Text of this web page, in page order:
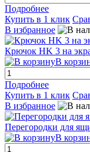
Подробнее
Купить в 1 клик
В избранное
Крючок HK 3 на
В
Подробнее
Купить в 1 клик
В избранное
Перегородки для
В